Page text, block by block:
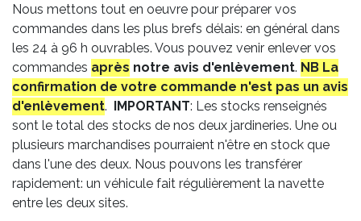
Nous mettons tout en oeuvre pour préparer vos
commandes dans les plus brefs délais: en général dans
les 24 à 96 h ouvrables. Vous pouvez venir enlever vos
commandes après notre avis d'enlèvement. NB La
confirmation de votre commande n'est pas un avis
d'enlèvement. IMPORTANT: Les stocks renseignés
sont le total des stocks de nos deux jardineries. Une ou
plusieurs marchandises pourraient n'être en stock que
dans l'une des deux. Nous pouvons les transférer
rapidement: un véhicule fait régulièrement la navette
entre les deux sites.